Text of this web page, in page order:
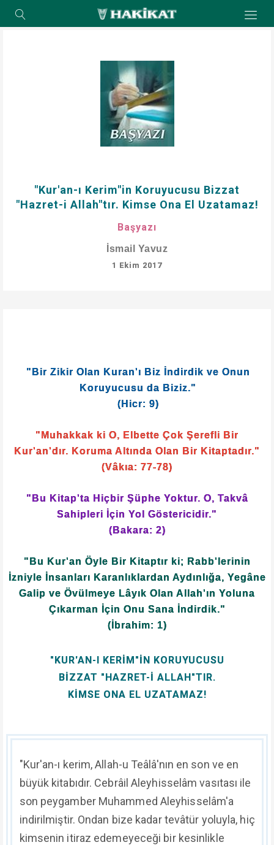
"Kur'an-ı Kerim"in Koruyucusu Bizzat
"Hazret-i Allah"tır. Kimse Ona El Uzatamaz!
Başyazı
İsmail Yavuz
1 Ekim 2017
"Bir Zikir Olan Kuran'ı Biz İndirdik ve Onun
Koruyucusu da Biziz."
(Hicr: 9)
"Muhakkak ki O, Elbette Çok Şerefli Bir
Kur'an'dır. Koruma Altında Olan Bir Kitaptadır."
(Vâkıa: 77-78)
"Bu Kitap'ta Hiçbir Şüphe Yoktur. O, Takvâ
Sahipleri İçin Yol Göstericidir."
(Bakara: 2)
"Bu Kur'an Öyle Bir Kitaptır ki; Rabb'lerinin
İzniyle İnsanları Karanlıklardan Aydınlığa, Yegâne
Galip ve Övülmeye Lâyık Olan Allah'ın Yoluna
Çıkarman İçin Onu Sana İndirdik."
(İbrahim: 1)
"KUR'AN-I KERİM"İN KORUYUCUSU
BİZZAT "HAZRET-İ ALLAH"TIR.
KİMSE ONA EL UZATAMAZ!
"Kur'an-ı kerim, Allah-u Teâlâ'nın en son ve en
büyük kitabıdır. Cebrâil Aleyhisselâm vasıtası ile
son peygamber Muhammed Aleyhisselâm'a
indirilmiştir. Ondan bize kadar tevâtür yoluyla, hiç
kimsenin itiraz edemeyeceği bir kesinlikle